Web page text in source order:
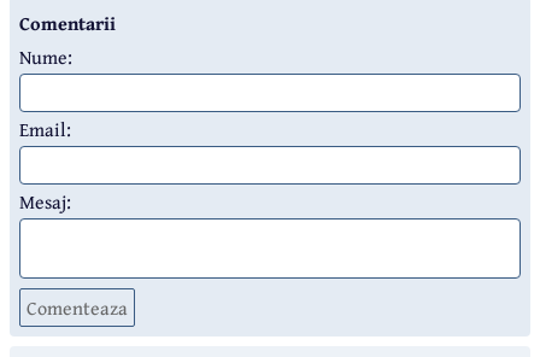
Comentarii
Nume:
Email:
Mesaj:
Comenteaza